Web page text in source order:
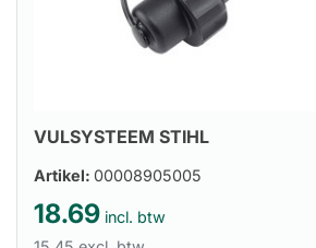
VULSYSTEEM STIHL
Artikel: 00008905005
18.69 incl. btw